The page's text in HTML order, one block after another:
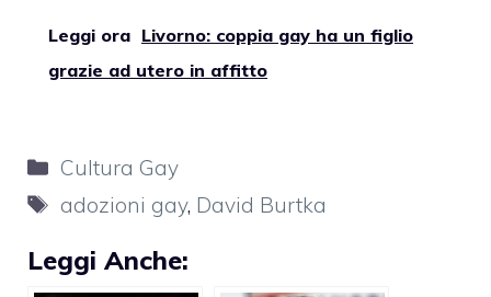
Leggi ora Livorno: coppia gay ha un figlio
grazie ad utero in affitto
Categorie
Cultura Gay
Tag
adozioni gay, David Burtka
Leggi Anche: